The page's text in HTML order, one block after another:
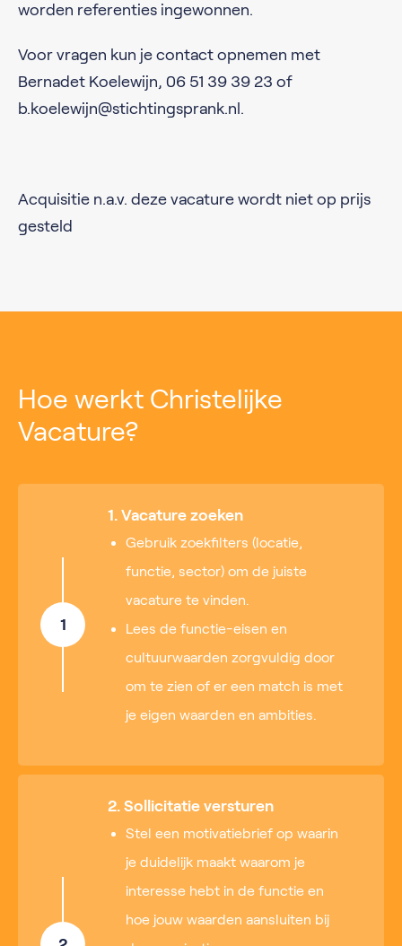
worden referenties ingewonnen.
Voor vragen kun je contact opnemen met
Bernadet Koelewijn, 06 51 39 39 23 of
b.koelewijn@stichtingsprank.nl.
Acquisitie n.a.v. deze vacature wordt niet op prijs
gesteld
Hoe werkt Christelijke
Vacature?
1
1. Vacature zoeken
Gebruik zoekfilters (locatie,
functie, sector) om de juiste
vacature te vinden.
Lees de functie-eisen en
cultuurwaarden zorgvuldig door
om te zien of er een match is met
je eigen waarden en ambities.
2. Sollicitatie versturen
Stel een motivatiebrief op waarin
je duidelijk maakt waarom je
interesse hebt in de functie en
hoe jouw waarden aansluiten bij